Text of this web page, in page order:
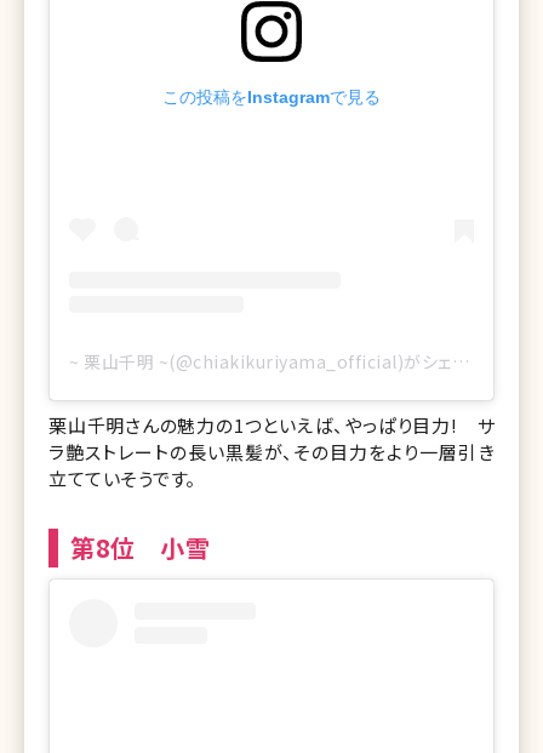
この投稿をInstagramで見る
~ 栗山千明 ~(@chiakikuriyama_official)がシェアした投稿
栗山千明さんの魅力の1つといえば、やっぱり目力! サ
ラ艶ストレートの長い黒髪が、その目力をより一層引き
立てていそうです。
第8位 小雪